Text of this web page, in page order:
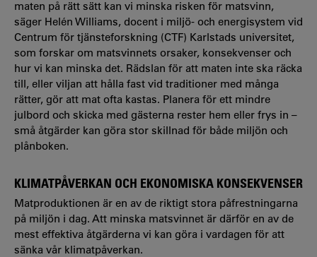
maten på rätt sätt kan vi minska risken för matsvinn,
säger Helén Williams, docent i miljö- och energisystem vid
Centrum för tjänsteforskning (CTF) Karlstads universitet,
som forskar om matsvinnets orsaker, konsekvenser och
hur vi kan minska det. Rädslan för att maten inte ska räcka
till, eller viljan att hålla fast vid traditioner med många
rätter, gör att mat ofta kastas. Planera för ett mindre
julbord och skicka med gästerna rester hem eller frys in –
små åtgärder kan göra stor skillnad för både miljön och
plånboken.
KLIMATPÅVERKAN OCH EKONOMISKA KONSEKVENSER
Matproduktionen är en av de riktigt stora påfrestningarna
på miljön i dag. Att minska matsvinnet är därför en av de
mest effektiva åtgärderna vi kan göra i vardagen för att
sänka vår klimatpåverkan.